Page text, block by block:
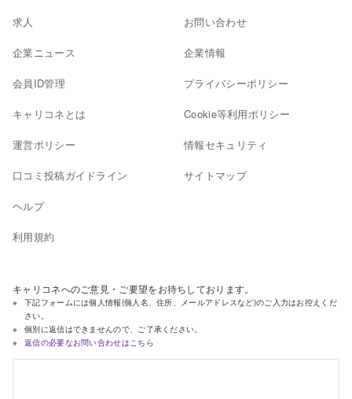
求人
企業ニュース
会員ID管理
キャリコネとは
運営ポリシー
口コミ投稿ガイドライン
ヘルプ
利用規約
お問い合わせ
企業情報
プライバシーポリシー
Cookie等利用ポリシー
情報セキュリティ
サイトマップ
キャリコネへのご意見・ご要望をお待ちしております。
下記フォームには個人情報(個人名、住所、メールアドレスなど)のご入力はお控えくだ
さい。
個別に返信はできませんので、ご了承ください。
返信の必要なお問い合わせはこちら